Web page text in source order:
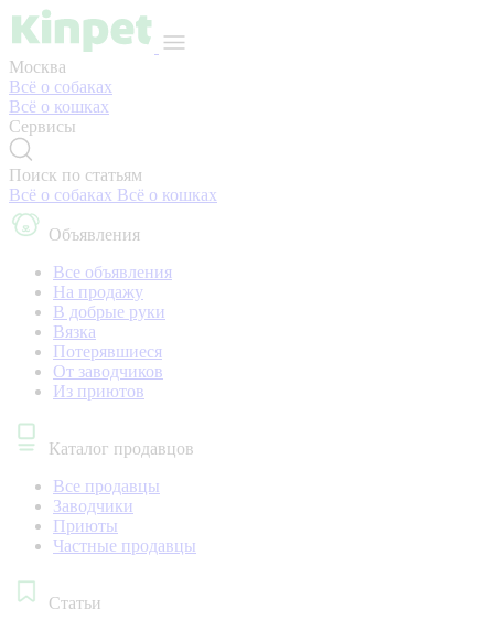
Москва
Всё о собаках
Всё о кошках
Сервисы
Поиск по статьям
Всё о собаках Всё о кошках
Объявления
Все объявления
На продажу
В добрые руки
Вязка
Потерявшиеся
От заводчиков
Из приютов
Каталог продавцов
Все продавцы
Заводчики
Приюты
Частные продавцы
Статьи